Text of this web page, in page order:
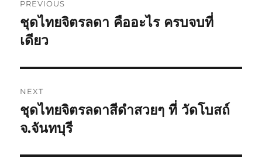
navigation
PREVIOUS
Previous
post:
ชุดไทยจิตรลดา คืออะไร ครบจบที่
เดียว
NEXT
Next
post:
ชุดไทยจิตรลดาสีดำสวยๆ ที่ วัดโบสถ์
จ.จันทบุรี